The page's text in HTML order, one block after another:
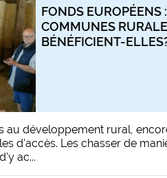
FONDS EUROPÉENS
COMMUNES
BÉNÉFICIENT-
au développement rural,
d'accès. Les chasser de
ac...